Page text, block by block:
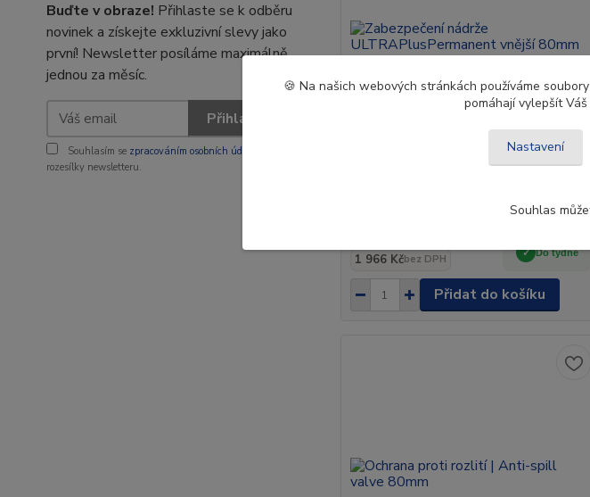
Buďte v obraze! Přihlaste se k odběru
novinek a získejte exkluzivní slevy jako
první! Newsletter posíláme maximálně
jednou za měsíc.
Přihlásit se
Souhlasím se zpracováním osobních údajů
rozesílky newsletteru.
ULTRAPlusPermanent vnější 80mm
1 966 Kčbez DPH
Do týdne
Přidat do košíku
🍪 Na našich webových stránkách používáme
pomáhají vylepšít
Nastavení
Souhlas